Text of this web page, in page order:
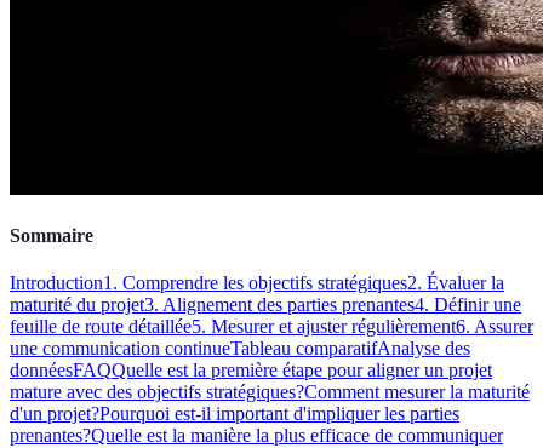
Sommaire
Introduction1. Comprendre les objectifs stratégiques2. Évaluer la
maturité du projet3. Alignement des parties prenantes4. Définir une
feuille de route détaillée5. Mesurer et ajuster régulièrement6. Assurer
une communication continueTableau comparatifAnalyse des
donnéesFAQQuelle est la première étape pour aligner un projet
mature avec des objectifs stratégiques?Comment mesurer la maturité
d'un projet?Pourquoi est-il important d'impliquer les parties
prenantes?Quelle est la manière la plus efficace de communiquer